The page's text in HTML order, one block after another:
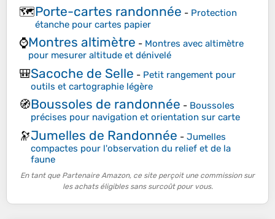
🗺️Porte-cartes randonnée - Protection
étanche pour cartes papier
⌚Montres altimètre - Montres avec altimètre
pour mesurer altitude et dénivelé
🎒Sacoche de Selle - Petit rangement pour
outils et cartographie légère
🧭Boussoles de randonnée - Boussoles
précises pour navigation et orientation sur carte
🔭Jumelles de Randonnée - Jumelles
compactes pour l'observation du relief et de la
faune
En tant que Partenaire Amazon, ce site perçoit une commission sur
les achats éligibles sans surcoût pour vous.